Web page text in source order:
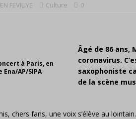
FEVILIYE Culture 0
à Paris, en
AP/SIPA
Âgé de 86 ans,
coronavirus.
saxophoniste
de la scène
chers fans, une voix s’élève au